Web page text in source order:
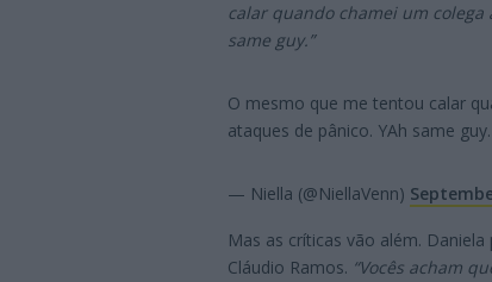
calar quando chamei um colega
same guy.”
O mesmo que me tentou calar
ataques de pânico. YAh same guy.
— Niella (@NiellaVenn)
Mas as críticas vão além.
Cláudio Ramos. “Vocês acham